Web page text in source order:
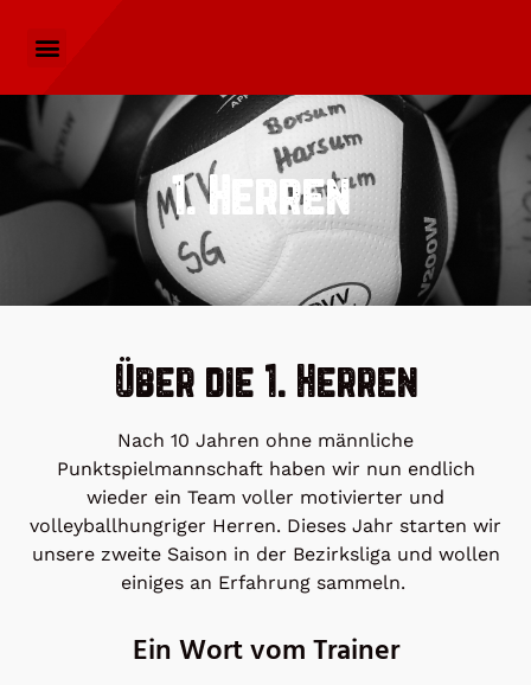
1. Herren
Über die 1. Herren
Nach 10 Jahren ohne männliche
Punktspielmannschaft haben wir nun endlich
wieder ein Team voller motivierter und
volleyballhungriger Herren. Dieses Jahr starten wir
unsere zweite Saison in der Bezirksliga und wollen
einiges an Erfahrung sammeln.
Ein Wort vom Trainer